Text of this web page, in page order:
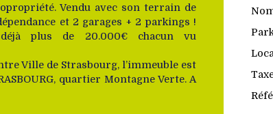
Vendu avec son terrain de
et 2 garages + 2 parkings !
plus de 20.000€ chacun vu
Ville de Strasbourg, l’immeuble est
quartier Montagne Verte. A